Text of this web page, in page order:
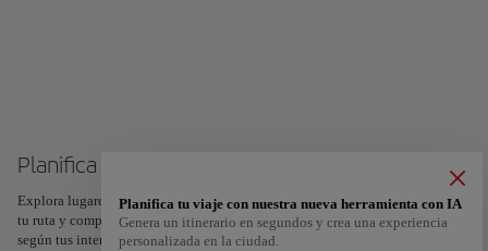
Planifica tu viaje a Dublín
Explora lugares, experiencias y marca con el corazón tus favoritos para crear
tu ruta y compartirla. ¿Quieres más ideas? Obtén un itinerario personalizado
según tus intereses y la duración de tu viaje: en sólo dos pasos y descargable
Planifica tu viaje con nuestra nueva herramienta con IA
Genera un itinerario en segundos y crea una experiencia
personalizada en la ciudad.